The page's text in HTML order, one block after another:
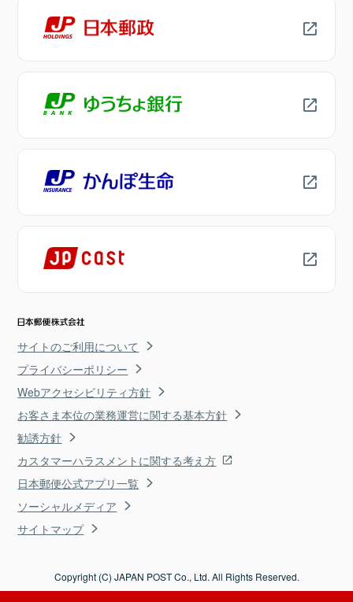
サイトのご利用について
プライバシーポリシー
Webアクセシビリティ方針
お客さま本位の業務運営に関する基本方針
勧誘方針
カスタマーハラスメントに関する考え方
日本郵便公式アプリ一覧
ソーシャルメディア
サイトマップ
Copyright (C) JAPAN POST Co., Ltd. All Rights Reserved.